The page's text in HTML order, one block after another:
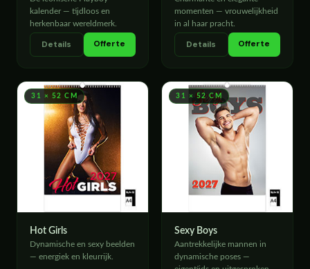
kalender — tijdloos en
herkenbaar wereldmerk.
Details Offerte
momenten — vrouwelijkheid
in al haar pracht.
Details Offerte
31 × 52 CM
Hot Girls
Dynamische en sexy beelden
— energiek en kleurrijk.
31 × 52 CM
Sexy Boys
Aantrekkelijke mannen in
dynamische poses —